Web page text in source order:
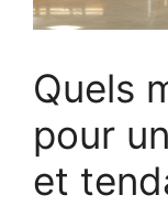
Quels
pour
et